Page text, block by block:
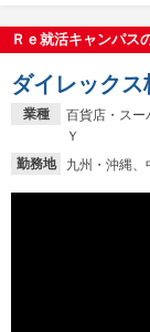
Ｒｅ就活キャンパス
業種
百貨店・スー
Ｙ
勤務地
九州・沖縄
ダイレック